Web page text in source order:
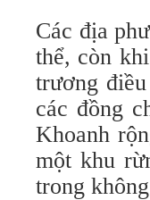
Các địa
thể, còn
trương
các đồng
Khoanh
một khu
trong